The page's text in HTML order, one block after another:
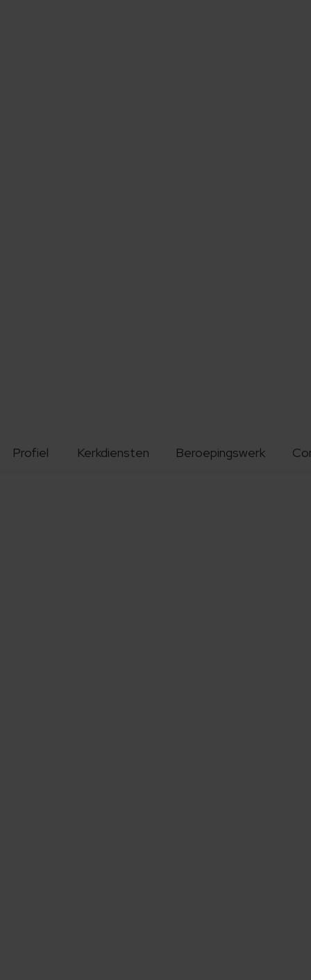
Profiel Kerkdiensten Beroepingswerk